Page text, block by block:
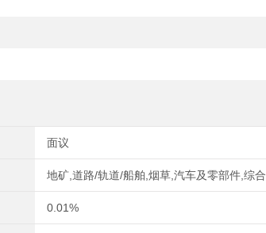
面议
地矿,道路/轨道/船舶,烟草,汽车及零部件,综合
0.01%